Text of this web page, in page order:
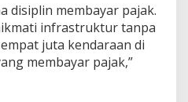
disiplin membayar pajak.
infrastruktur tanpa
juta kendaraan di
membayar pajak,”